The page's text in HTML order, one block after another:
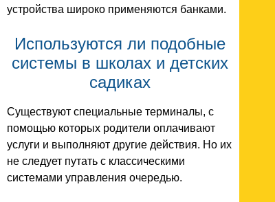
устройства широко применяются банками.
Используются ли подобные
системы в школах и детских
садиках
Существуют специальные терминалы, с
помощью которых родители оплачивают
услуги и выполняют другие действия. Но их
не следует путать с классическими
системами управления очередью.